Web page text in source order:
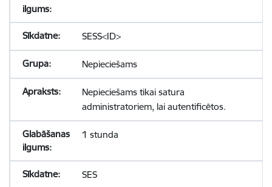
SESS<ID>
Nepieciešams
Nepieciešams tikai satura
administratoriem, lai autentificētos.
1 stunda
SES